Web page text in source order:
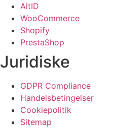
AltID
WooCommerce
Shopify
PrestaShop
Juridiske
GDPR Compliance
Handelsbetingelser
Cookiepolitik​
Sitemap